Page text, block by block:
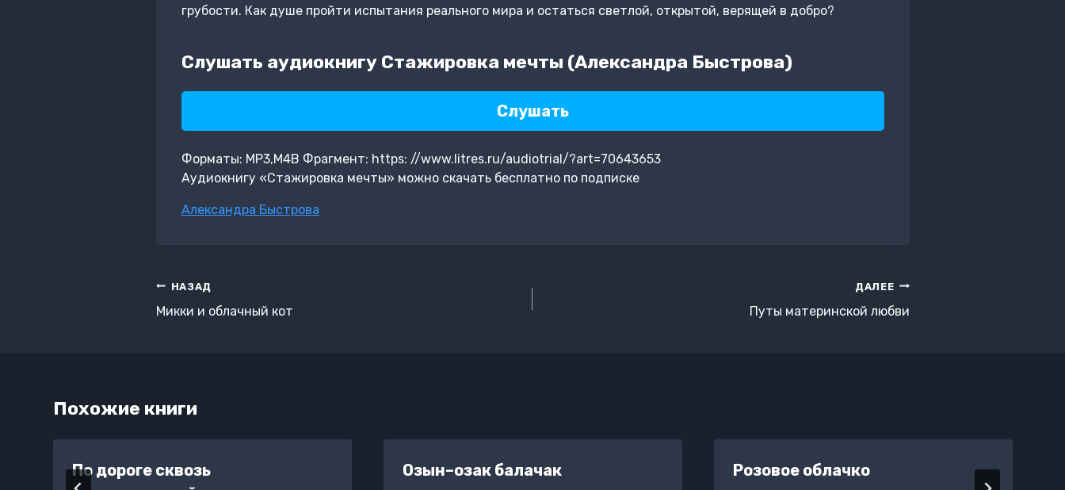
грубости. Как душе пройти испытания реального мира и остаться светлой, открытой, верящей в добро?
Слушать аудиокнигу Стажировка мечты (Александра Быстрова)
Слушать
Форматы: MP3,M4B Фрагмент: https: //www.litres.ru/audiotrial/?art=70643653
Аудиокнигу «Стажировка мечты» можно скачать бесплатно по подписке
Метки
Александра Быстрова
Навигация
по
НАЗАД
Микки и облачный кот
ДАЛЕЕ
Путы материнской любви
Похожие книги
По дороге сквозь
Озын–озак балачак Розовое облачко